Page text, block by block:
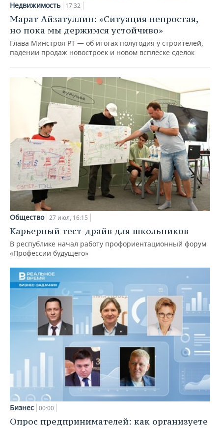
Недвижимость 17:32
Марат Айзатуллин: «Ситуация непростая,
но пока мы держимся устойчиво»
Глава Минстроя РТ — об итогах полугодия у строителей,
падении продаж новостроек и новом всплеске сделок
Общество 27 июл, 16:15
Карьерный тест-драйв для школьников
В республике начал работу профориентационный форум
«Профессии будущего»
Бизнес 00:00
Опрос предпринимателей: как организуете